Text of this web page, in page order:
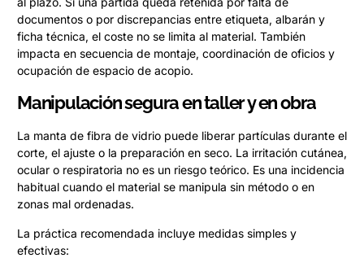
documentos o por discrepancias entre etiqueta, albarán y
ficha técnica, el coste no se limita al material. También
impacta en secuencia de montaje, coordinación de oficios y
ocupación de espacio de acopio.
Manipulación segura en taller y en obra
La manta de fibra de vidrio puede liberar partículas durante el
corte, el ajuste o la preparación en seco. La irritación cutánea,
ocular o respiratoria no es un riesgo teórico. Es una incidencia
habitual cuando el material se manipula sin método o en
zonas mal ordenadas.
La práctica recomendada incluye medidas simples y
efectivas: